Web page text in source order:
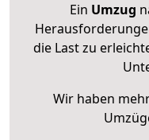
Ein Umzug
die Last zu
Wir haben